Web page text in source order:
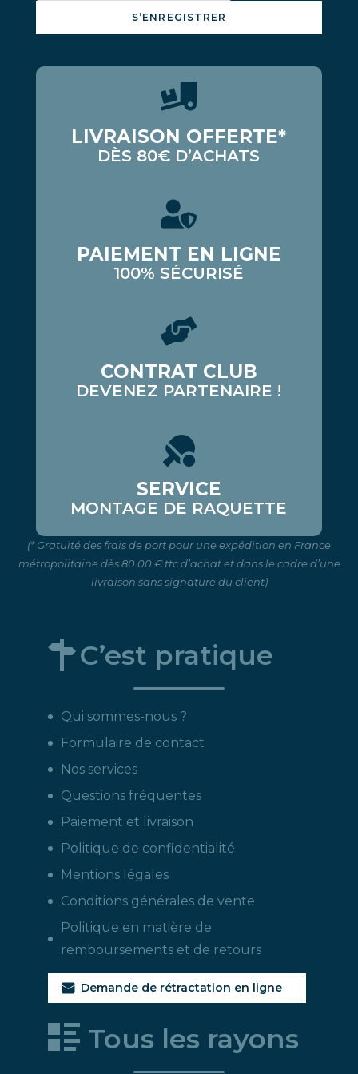
S’ENREGISTRER
LIVRAISON OFFERTE*
DÈS 80€ D’ACHATS
PAIEMENT EN LIGNE
100% SÉCURISÉ
CONTRAT CLUB
DEVENEZ PARTENAIRE !
SERVICE
MONTAGE DE RAQUETTE
(* Gratuité des frais de port pour une expédition en France
métropolitaine dès 80.00 € ttc d’achat et dans le cadre d’une
livraison sans signature du client)
C’est pratique
Qui sommes-nous ?
Formulaire de contact
Nos services
Questions fréquentes
Paiement et livraison
Politique de confidentialité
Mentions légales
Conditions générales de vente
Politique en matière de
remboursements et de retours
Demande de rétractation en ligne
Tous les rayons